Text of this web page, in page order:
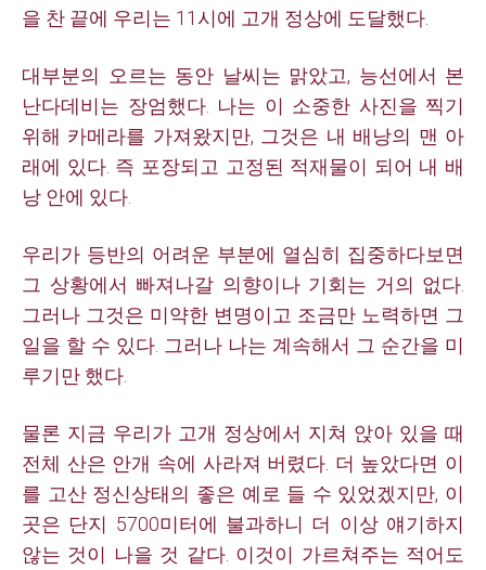
을 찬 끝에 우리는 11시에 고개 정상에 도달했다.
대부분의 오르는 동안 날씨는 맑았고, 능선에서 본
난다데비는 장엄했다. 나는 이 소중한 사진을 찍기
위해 카메라를 가져왔지만, 그것은 내 배낭의 맨 아
래에 있다. 즉 포장되고 고정된 적재물이 되어 내 배
낭 안에 있다.
우리가 등반의 어려운 부분에 열심히 집중하다보면
그 상황에서 빠져나갈 의향이나 기회는 거의 없다.
그러나 그것은 미약한 변명이고 조금만 노력하면 그
일을 할 수 있다. 그러나 나는 계속해서 그 순간을 미
루기만 했다.
물론 지금 우리가 고개 정상에서 지쳐 앉아 있을 때
전체 산은 안개 속에 사라져 버렸다. 더 높았다면 이
를 고산 정신상태의 좋은 예로 들 수 있었겠지만, 이
곳은 단지 5700미터에 불과하니 더 이상 얘기하지
않는 것이 나을 것 같다. 이것이 가르쳐주는 적어도